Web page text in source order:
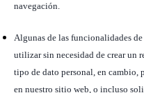
navegación.
Algunas de las funcionalidades
utilizar sin necesidad de crear un
tipo de dato personal, en cambio,
en nuestro sitio web, o incluso